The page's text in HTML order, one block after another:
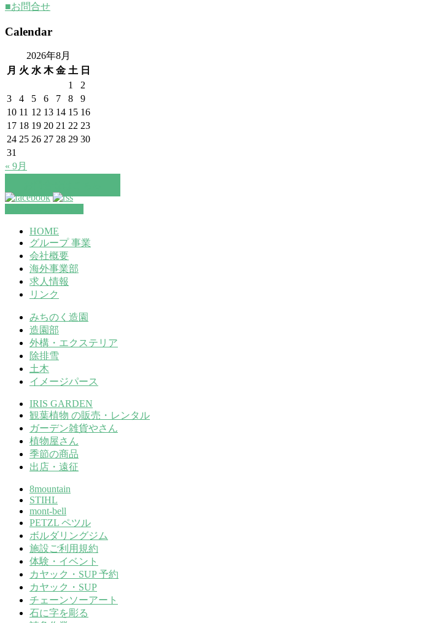
■お問合せ
Calendar
2026年8月
月 火 水 木 金 土 日
1
2
3
4 5 6 7 8
9
10 11 12 13 14 15 16
17 18 19 20 21 22 23
24 25 26 27 28 29 30
31
« 9月
HOME
グループ 事業
会社概要
海外事業部
求人情報
リンク
みちのく造園
造園部
外構・エクステリア
除排雪
土木
イメージパース
IRIS GARDEN
観葉植物 の販売・レンタル
ガーデン雑貨やさん
植物屋さん
季節の商品
出店・遠征
8mountain
STIHL
mont-bell
PETZL ペツル
ボルダリングジム
施設ご利用規約
体験・イベント
カヤック・SUP 予約
カヤック・SUP
チェーンソーアート
石に字を彫る